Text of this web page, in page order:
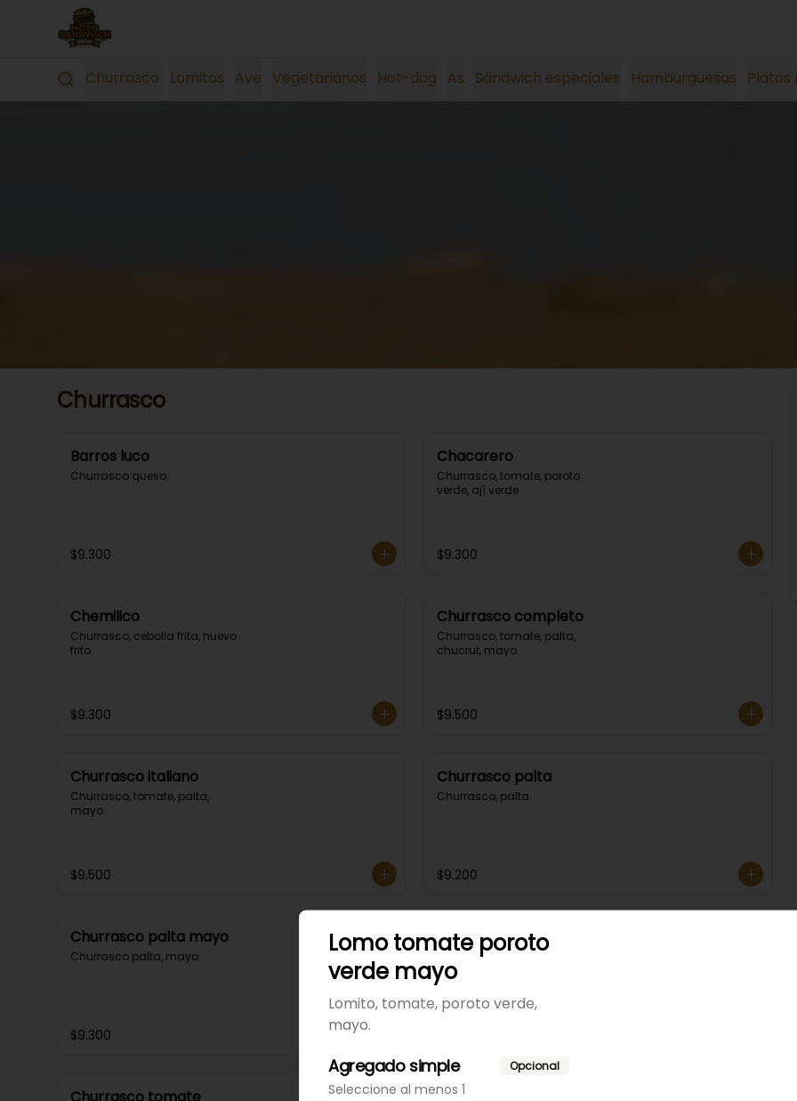
Churrasco Lomitos Ave Vegetarianos Hot-dog As Sándwich especiales Hamburguesas Platos
Churrasco
Barros luco
Churrasco queso.
$9.300
Chacarero
Churrasco, tomate, poroto
verde, ají verde.
$9.300
Chemilico
Churrasco, cebolla frita, huevo
frito.
$9.300
Churrasco completo
Churrasco, tomate, palta,
chucrut, mayo.
$9.500
Churrasco italiano
Churrasco, tomate, palta,
mayo.
$9.500
Churrasco palta
Churrasco, palta.
$9.200
Churrasco palta mayo
Churrasco palta, mayo.
$9.300
Churrasco solo
Churrasco.
Lomo tomate poroto
verde mayo
Lomito, tomate, poroto verde,
mayo.
Agregado simple Opcional
Seleccione al menos 1